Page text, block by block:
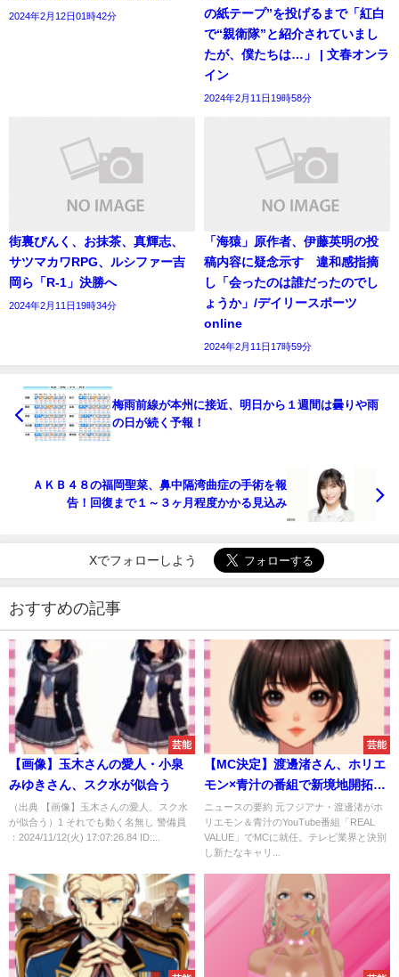
2024年2月12日01時42分
の紙テープ”を投げるまで「紅白
で“親衛隊”と紹介されていまし
たが、僕たちは…」 | 文春オンラ
イン
2024年2月11日19時58分
街裏ぴんく、お抹茶、真輝志、
サツマカワRPG、ルシファー吉
岡ら「R-1」決勝へ
2024年2月11日19時34分
「海猿」原作者、伊藤英明の投
稿内容に疑念示す 違和感指摘
し「会ったのは誰だったのでし
ょうか」/デイリースポーツ
online
2024年2月11日17時59分
梅雨前線が本州に接近、明日から１週間は曇りや雨
の日が続く予報！
ＡＫＢ４８の福岡聖菜、鼻中隔湾曲症の手術を報
告！回復まで１～３ヶ月程度かかる見込み
Xでフォローしよう
おすすめの記事
芸能
【画像】玉木さんの愛人・小泉
みゆきさん、スク水が似合う
（出典 【画像】玉木さんの愛人、スク水
が似合う）1 それでも動く名無し 警備員
：2024/11/12(火) 17:07:26.84 ID:...
芸能
【MC決定】渡邊渚さん、ホリエ
モン×青汁の番組で新境地開拓
へ！
ニュースの要約 元フジアナ・渡邊渚がホ
リエモン＆青汁のYouTube番組「REAL
VALUE」でMCに就任。テレビ業界と決別
し新たなキャリ...